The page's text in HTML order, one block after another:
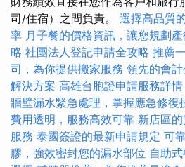
司/住宿）之間負責。 選擇高品質
率 月子餐的價格資訊，讓您規劃
略 社團法人登記申請全攻略 推薦
司，為你提供搬家服務 領先的會
解決方案 高雄台胞證申請服務詳情
牆壁漏水緊急處理，掌握應急修復
費用透明，服務高效可靠 新店區
服務 泰國簽證的最新申請規定 可
膠，強效密封您的漏水部位 自助